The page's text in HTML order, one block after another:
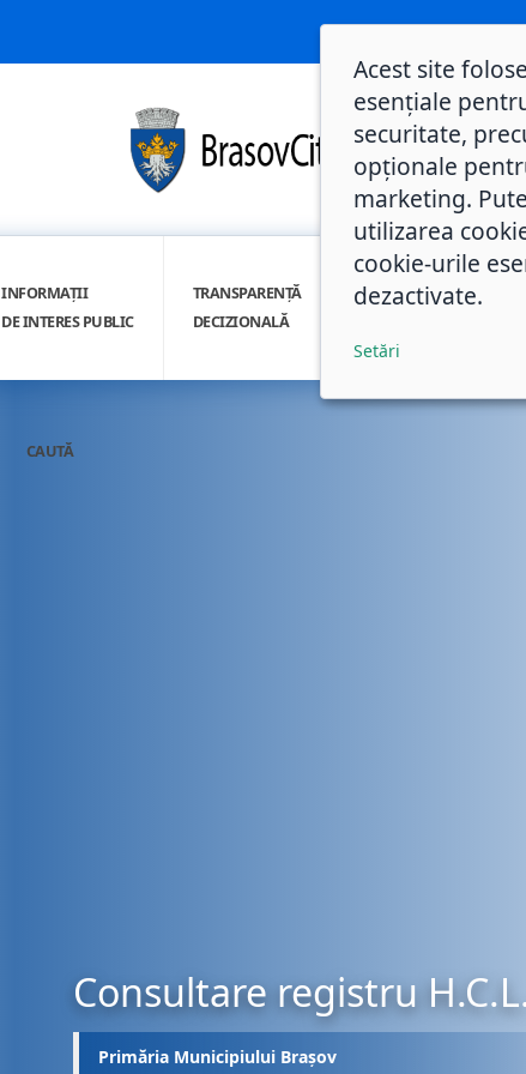
INFORMAȚII
DE INTERES PUBLIC
TRANSPARENȚĂ
DECIZIONALĂ
INTEGRITATE
CAUTĂ
Consultare registru
Primăria Municipiului Brașov
Acest site
esențiale
securitate,
opționale
marketing.
utilizarea
cookie-urile
dezactivate.
Setări